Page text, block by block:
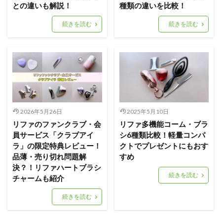
との違いも解説！
続きを読む
種類の違いを比較！
続きを読む
2026年5月26日
リファのファンクラブ・会
員サービス「クラブアイ
ラ」の限定特典レビュー！
品薄・売り切れ問題解
決？！リファハートブラシ
チャームも紹介
続きを読む
2025年5月10日
リファ多機能コーム・ブラ
シ6種類比較！軽量コンパ
クトでプレゼントにもおす
すめ
続きを読む